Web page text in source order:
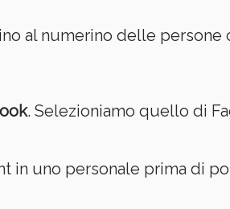
al numerino delle persone
. Selezioniamo quello di
in uno personale prima di